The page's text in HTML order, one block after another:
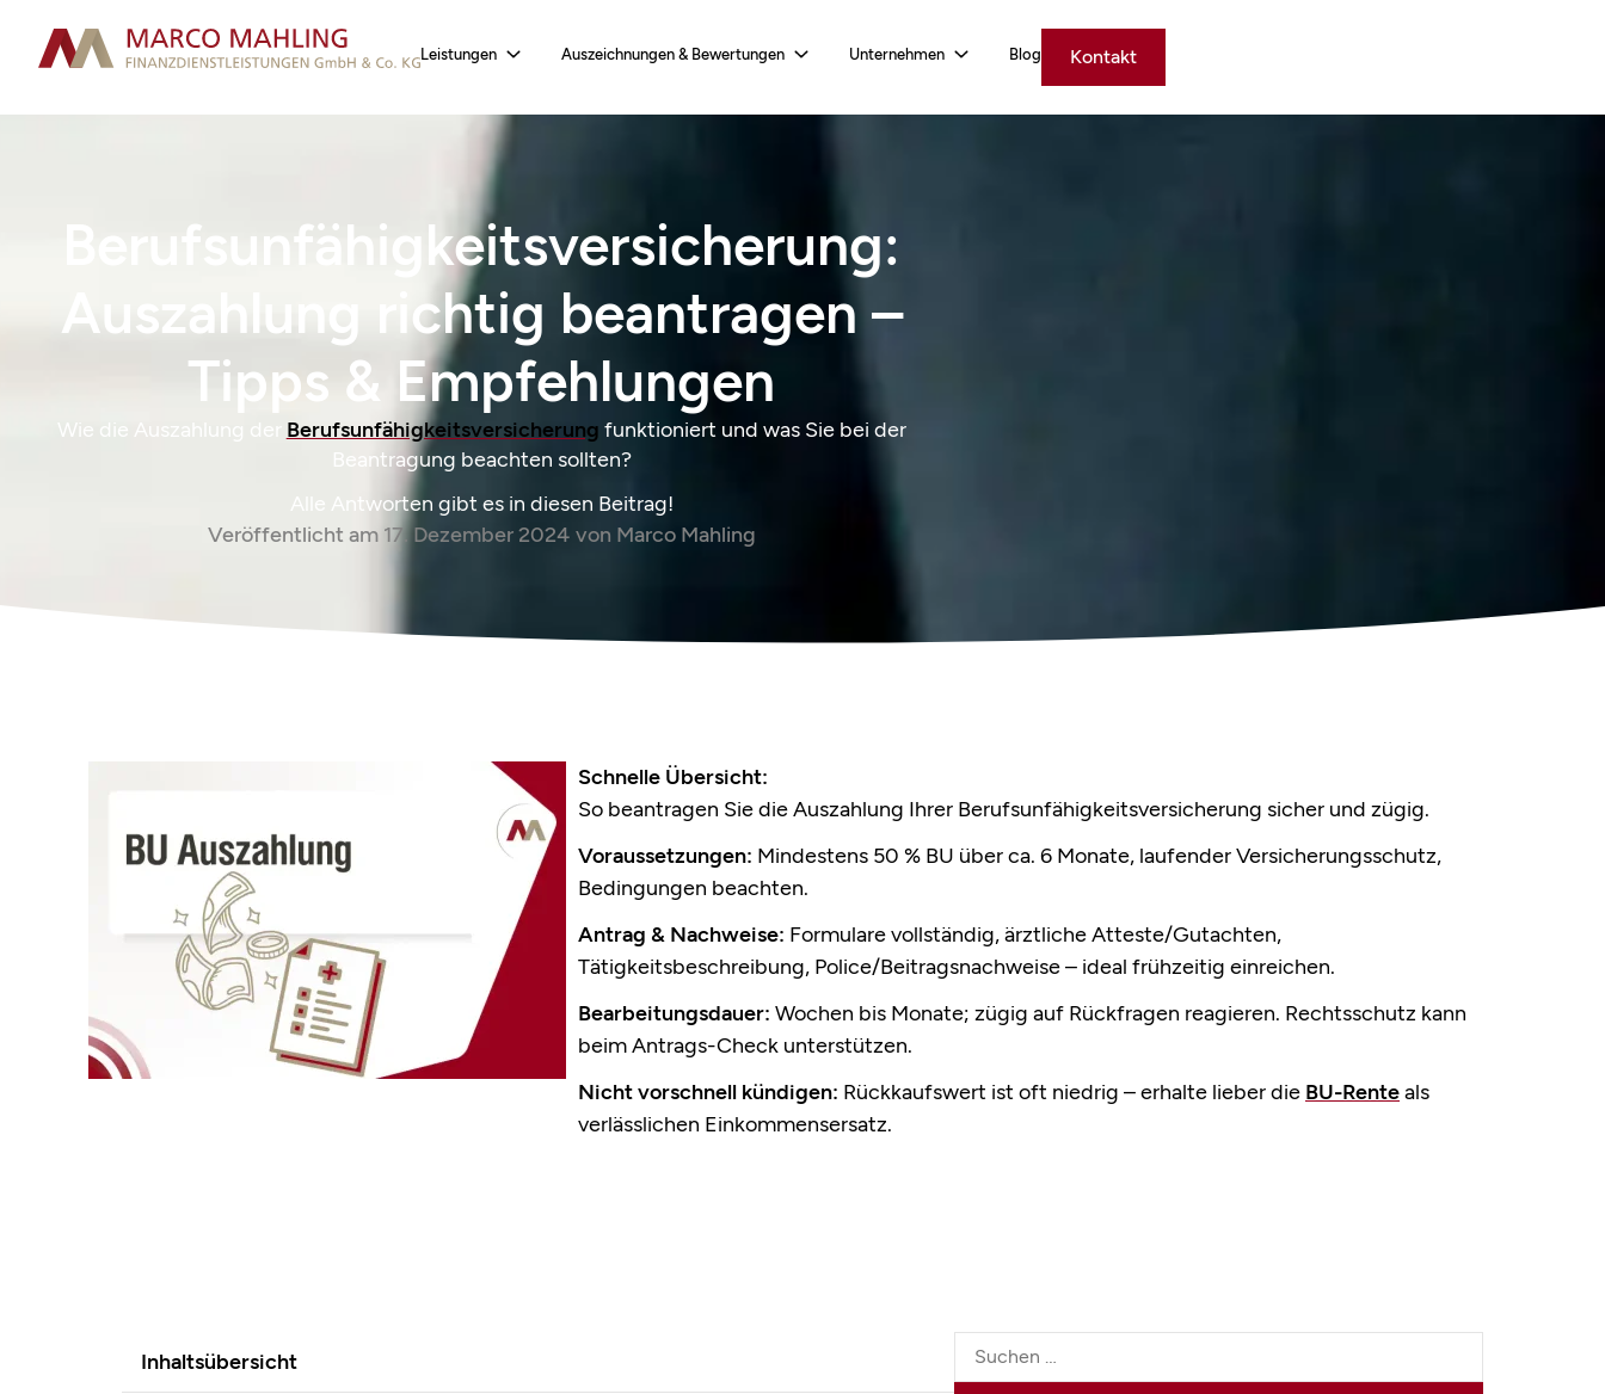
Leistungen Auszeichnungen & Bewertungen Unternehmen Blog Kontakt
Berufsunfähigkeitsversicherung:
Auszahlung richtig beantragen –
Tipps & Empfehlungen
Wie die Auszahlung der Berufsunfähigkeitsversicherung funktioniert und was Sie bei der
Beantragung beachten sollten?
Alle Antworten gibt es in diesen Beitrag!
Veröffentlicht am 17. Dezember 2024 von Marco Mahling
Schnelle Übersicht:
So beantragen Sie die Auszahlung Ihrer Berufsunfähigkeitsversicherung sicher und zügig.
Voraussetzungen: Mindestens 50 % BU über ca. 6 Monate, laufender Versicherungsschutz,
Bedingungen beachten.
Antrag & Nachweise: Formulare vollständig, ärztliche Atteste/Gutachten,
Tätigkeitsbeschreibung, Police/Beitragsnachweise – ideal frühzeitig einreichen.
Bearbeitungsdauer: Wochen bis Monate; zügig auf Rückfragen reagieren. Rechtsschutz kann
beim Antrags-Check unterstützen.
Nicht vorschnell kündigen: Rückkaufswert ist oft niedrig – erhalte lieber die BU-Renteals
verlässlichen Einkommensersatz.
Inhaltsübersicht